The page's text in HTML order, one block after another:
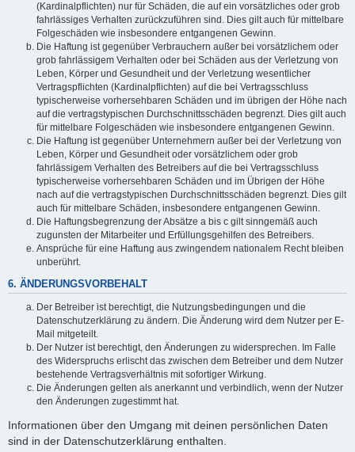
(Kardinalpflichten) nur für Schäden, die auf ein vorsätzliches oder grob
fahrlässiges Verhalten zurückzuführen sind. Dies gilt auch für mittelbare
Folgeschäden wie insbesondere entgangenen Gewinn.
Die Haftung ist gegenüber Verbrauchern außer bei vorsätzlichem oder
grob fahrlässigem Verhalten oder bei Schäden aus der Verletzung von
Leben, Körper und Gesundheit und der Verletzung wesentlicher
Vertragspflichten (Kardinalpflichten) auf die bei Vertragsschluss
typischerweise vorhersehbaren Schäden und im übrigen der Höhe nach
auf die vertragstypischen Durchschnittsschäden begrenzt. Dies gilt auch
für mittelbare Folgeschäden wie insbesondere entgangenen Gewinn.
Die Haftung ist gegenüber Unternehmern außer bei der Verletzung von
Leben, Körper und Gesundheit oder vorsätzlichem oder grob
fahrlässigem Verhalten des Betreibers auf die bei Vertragsschluss
typischerweise vorhersehbaren Schäden und im Übrigen der Höhe
nach auf die vertragstypischen Durchschnittsschäden begrenzt. Dies gilt
auch für mittelbare Schäden, insbesondere entgangenen Gewinn.
Die Haftungsbegrenzung der Absätze a bis c gilt sinngemäß auch
zugunsten der Mitarbeiter und Erfüllungsgehilfen des Betreibers.
Ansprüche für eine Haftung aus zwingendem nationalem Recht bleiben
unberührt.
6. ÄNDERUNGSVORBEHALT
Der Betreiber ist berechtigt, die Nutzungsbedingungen und die
Datenschutzerklärung zu ändern. Die Änderung wird dem Nutzer per E-
Mail mitgeteilt.
Der Nutzer ist berechtigt, den Änderungen zu widersprechen. Im Falle
des Widerspruchs erlischt das zwischen dem Betreiber und dem Nutzer
bestehende Vertragsverhältnis mit sofortiger Wirkung.
Die Änderungen gelten als anerkannt und verbindlich, wenn der Nutzer
den Änderungen zugestimmt hat.
Informationen über den Umgang mit deinen persönlichen Daten
sind in der Datenschutzerklärung enthalten.